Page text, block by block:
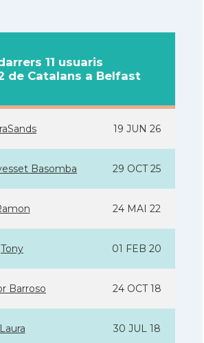
11 usuaris
de Catalans a Belfast
19 JUN 26
Basomba 29 OCT 25
24 MAI 22
Tony 01 FEB 20
Barroso 24 OCT 18
Laura 30 JUL 18